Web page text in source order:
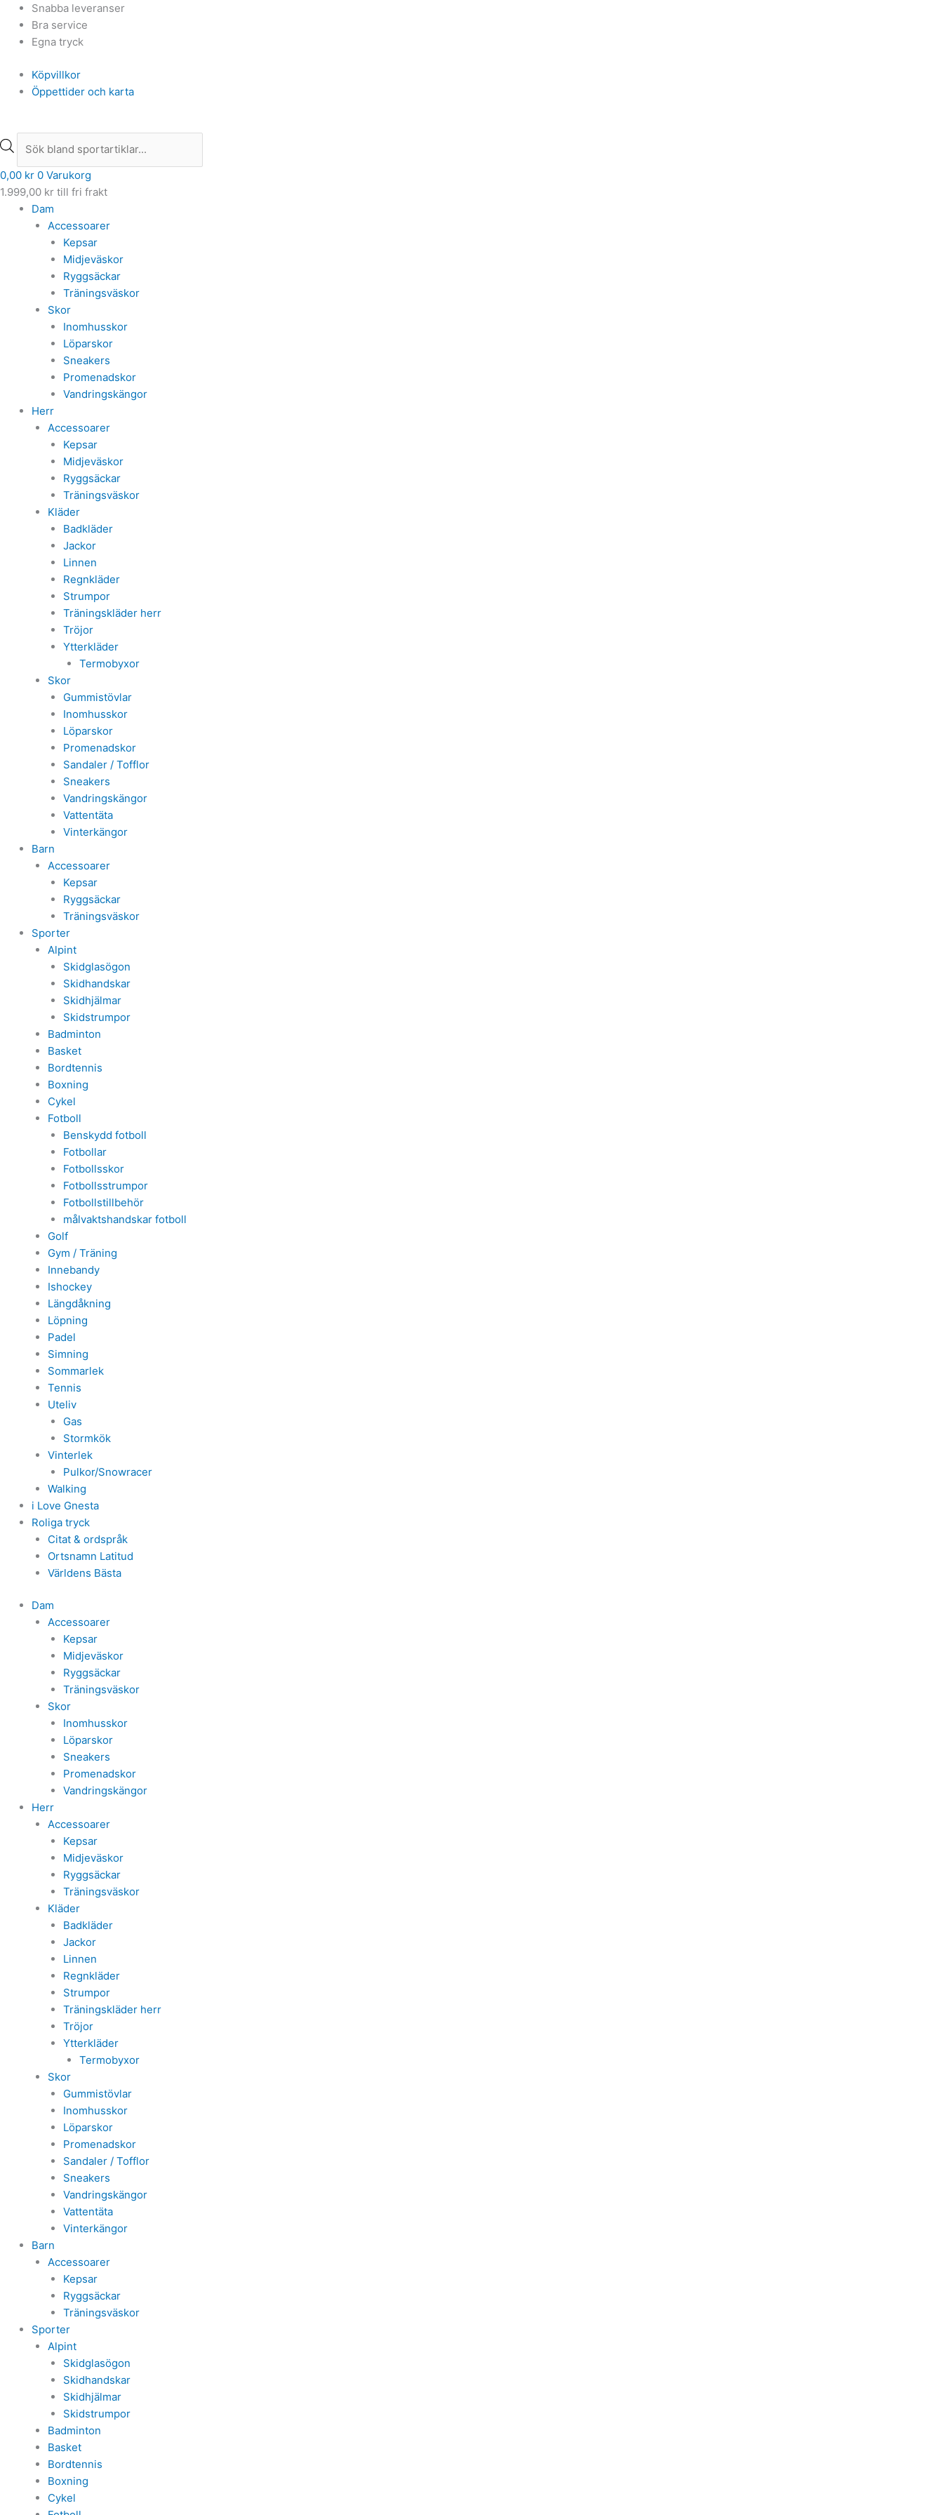
Hoppa
innehåll
Snabba leveranser
Bra service
Egna tryck
Köpvillkor
Öppettider och karta
Products
search
0,00 kr 0 Varukorg
1.999,00 kr till fri frakt
Dam
Accessoarer
Kepsar
Midjeväskor
Ryggsäckar
Träningsväskor
Skor
Inomhusskor
Löparskor
Sneakers
Promenadskor
Vandringskängor
Herr
Accessoarer
Kepsar
Midjeväskor
Ryggsäckar
Träningsväskor
Kläder
Badkläder
Jackor
Linnen
Regnkläder
Strumpor
Träningskläder herr
Tröjor
Ytterkläder
Termobyxor
Skor
Gummistövlar
Inomhusskor
Löparskor
Promenadskor
Sandaler / Tofflor
Sneakers
Vandringskängor
Vattentäta
Vinterkängor
Barn
Accessoarer
Kepsar
Ryggsäckar
Träningsväskor
Sporter
Alpint
Skidglasögon
Skidhandskar
Skidhjälmar
Skidstrumpor
Badminton
Basket
Bordtennis
Boxning
Cykel
Fotboll
Benskydd fotboll
Fotbollar
Fotbollsskor
Fotbollsstrumpor
Fotbollstillbehör
målvaktshandskar fotboll
Golf
Gym / Träning
Innebandy
Ishockey
Längdåkning
Löpning
Padel
Simning
Sommarlek
Tennis
Uteliv
Gas
Stormkök
Vinterlek
Pulkor/Snowracer
Walking
i Love Gnesta
Roliga tryck
Citat & ordspråk
Ortsnamn Latitud
Världens Bästa
Dam
Accessoarer
Kepsar
Midjeväskor
Ryggsäckar
Träningsväskor
Skor
Inomhusskor
Löparskor
Sneakers
Promenadskor
Vandringskängor
Herr
Accessoarer
Kepsar
Midjeväskor
Ryggsäckar
Träningsväskor
Kläder
Badkläder
Jackor
Linnen
Regnkläder
Strumpor
Träningskläder herr
Tröjor
Ytterkläder
Termobyxor
Skor
Gummistövlar
Inomhusskor
Löparskor
Promenadskor
Sandaler / Tofflor
Sneakers
Vandringskängor
Vattentäta
Vinterkängor
Barn
Accessoarer
Kepsar
Ryggsäckar
Träningsväskor
Sporter
Alpint
Skidglasögon
Skidhandskar
Skidhjälmar
Skidstrumpor
Badminton
Basket
Bordtennis
Boxning
Cykel
Products
search